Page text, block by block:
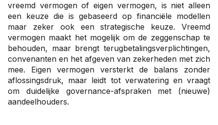
vreemd vermogen of eigen vermogen, is niet alleen
een keuze die is gebaseerd op financiële modellen
maar zeker ook een strategische keuze. Vreemd
vermogen maakt het mogelijk om de zeggenschap te
behouden, maar brengt terugbetalingsverplichtingen,
convenanten en het afgeven van zekerheden met zich
mee. Eigen vermogen versterkt de balans zonder
aflossingsdruk, maar leidt tot verwatering en vraagt
om duidelijke governance-afspraken met (nieuwe)
aandeelhouders.